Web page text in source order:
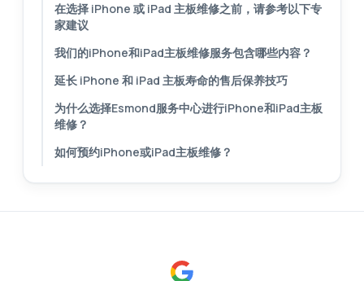
在选择 iPhone 或 iPad 主板维修之前，请参考以下专
家建议
我们的iPhone和iPad主板维修服务包含哪些内容？
延长 iPhone 和 iPad 主板寿命的售后保养技巧
为什么选择Esmond服务中心进行iPhone和iPad主板
维修？
如何预约iPhone或iPad主板维修？